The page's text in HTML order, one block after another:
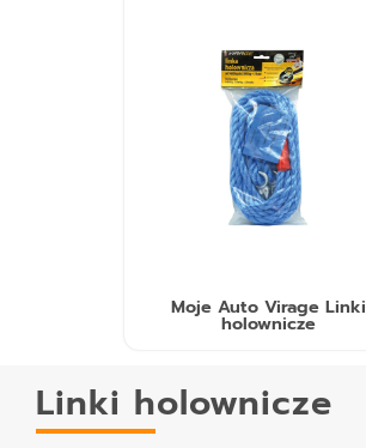
Moje Auto Virage Linki
holownicze
Linki holownicze